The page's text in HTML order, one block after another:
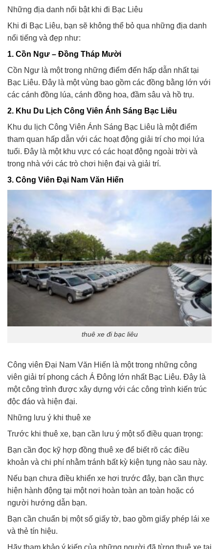
Những địa danh nổi bật khi đi Bạc Liêu
Khi đi Bạc Liêu, bạn sẽ không thể bỏ qua những địa danh
nổi tiếng và đẹp như:
1. Cồn Ngư – Đồng Tháp Mười
Cồn Ngư là một trong những điểm đến hấp dẫn nhất tại
Bạc Liêu. Đây là một vùng bao gồm các đồng bằng lớn với
các cánh đồng lúa, cánh đồng hoa, đầm sâu và hồ trụ.
2. Khu Du Lịch Công Viên Ánh Sáng Bạc Liêu
Khu du lịch Công Viên Ánh Sáng Bạc Liêu là một điểm
tham quan hấp dẫn với các hoạt động giải trí cho mọi lứa
tuổi. Đây là một khu vực có các hoạt động ngoài trời và
trong nhà với các trò chơi hiện đại và giải trí.
3. Công Viên Đại Nam Văn Hiến
thuê xe đi bạc liêu
Công viên Đại Nam Văn Hiến là một trong những công
viên giải trí phong cách Á Đông lớn nhất Bạc Liêu. Đây là
một công trình được xây dựng với các công trình kiến ​​trúc
độc đáo và hiện đại.
Những lưu ý khi thuê xe
Trước khi thuê xe, bạn cần lưu ý một số điều quan trọng:
Bạn cần đọc kỹ hợp đồng thuê xe để biết rõ các điều
khoản và chi phí nhằm tránh bất kỳ kiện tụng nào sau này.
Nếu bạn chưa điều khiển xe hơi trước đây, bạn cần thực
hiện hành động tại một nơi hoàn toàn an toàn hoặc có
người hướng dẫn bạn.
Bạn cần chuẩn bị một số giấy tờ, bao gồm giấy phép lái xe
và thẻ tín hiệu.